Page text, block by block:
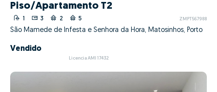
Piso/Apartamento T2
1 3 2 5 ZMPT567988
São Mamede de Infesta e Senhora da Hora, Matosinhos, Porto
Vendido
Licencia AMI 17432